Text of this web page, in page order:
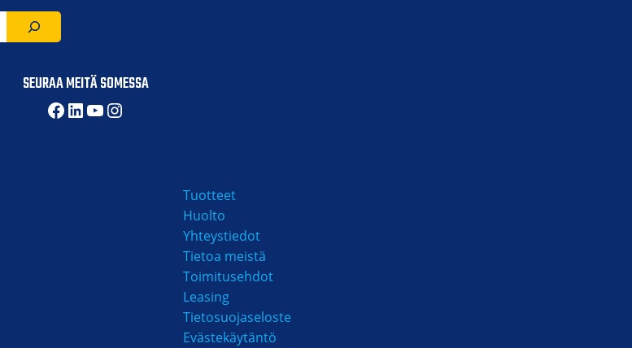
SEURAA MEITÄ SOMESSA
Facebook
LinkedIn
YouTube
Instagram
Tuotteet
Huolto
Yhteystiedot
Tietoa meistä
Toimitusehdot
Leasing
Tietosuojaseloste
Evästekäytäntö